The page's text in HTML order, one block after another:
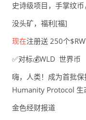
史诗级项目，手掌纹币，
没头矿，福利[福]
现在注册送 250个
✅对标💰WLD 世界币
嗨，人类！成为首批
Humanity Protocol 生
金色经财报道